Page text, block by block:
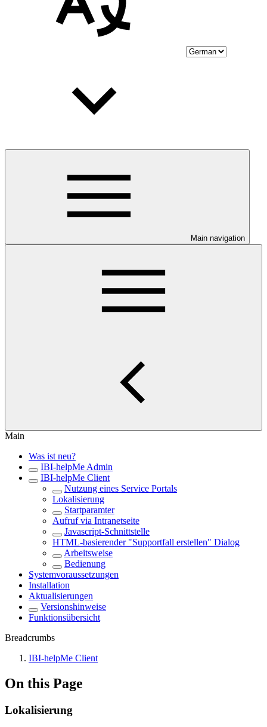
Main navigation
Main
Was ist neu?
IBI-helpMe Admin
IBI-helpMe Client
Nutzung eines Service Portals
Lokalisierung
Startparamter
Aufruf via Intranetseite
Javascript-Schnittstelle
HTML-basierender "Supportfall erstellen" Dialog
Arbeitsweise
Bedienung
Systemvoraussetzungen
Installation
Aktualisierungen
Versionshinweise
Funktionsübersicht
Breadcrumbs
IBI-helpMe Client
On this Page
Lokalisierung